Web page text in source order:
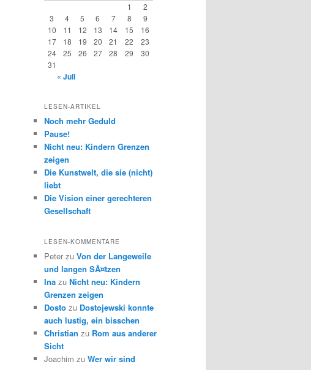
1
2
3
4 5 6 7 8
9
10
11 12 13 14 15
16
17
18 19 20 21 22
23
24
25 26 27 28 29
30
31
« Juli
LESEN-ARTIKEL
Noch mehr Geduld
Pause!
Nicht neu: Kindern Grenzen
zeigen
Die Kunstwelt, die sie (nicht)
liebt
Die Vision einer gerechteren
Gesellschaft
LESEN-KOMMENTARE
Peter zu Von der Langeweile
und langen SÃ¤tzen
Ina zu Nicht neu: Kindern
Grenzen zeigen
Dosto zu Dostojewski konnte
auch lustig, ein bisschen
Christian zu Rom aus anderer
Sicht
Joachim zu Wer wir sind